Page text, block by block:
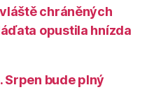
chráněných
opustila hnízda
Srpen bude plný